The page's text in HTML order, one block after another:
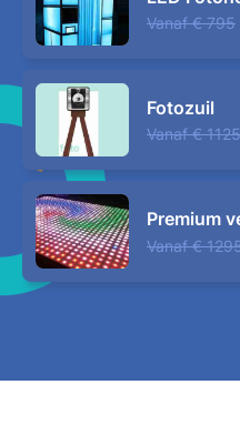
Vanaf € 795
Fotozuil
Vanaf € 1125
Premium
Vanaf €